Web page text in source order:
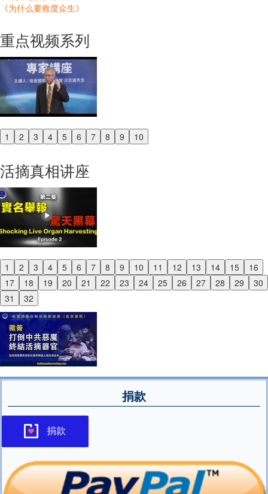
《为什么要救度众生》
重点视频系列
1 2 3 4 5 6 7 8 9 10
Previous
活摘真相讲座
1 2 3 4 5 6 7 8 9 10 11 12 13 14 15
16
17
18 19 20 21 22 23 24 25 26 27 28 29
30
31
32
Previous
Next
捐款
捐款